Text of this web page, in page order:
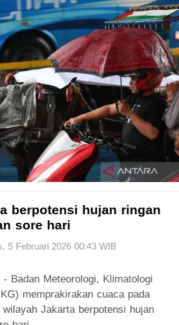
berpotensi hujan ringan
sore hari
Februari 2026 00:43 WIB
Badan Meteorologi, Klimatologi
memprakirakan cuaca pada
Jakarta berpotensi hujan